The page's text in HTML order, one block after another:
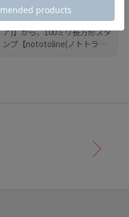
便利「nototoline：ノトト
ライン」
シヤチハタの【allemore(アレモ
ア)】から、100ミリ長方形スタ
ンプ【nototoline(ノトトライ